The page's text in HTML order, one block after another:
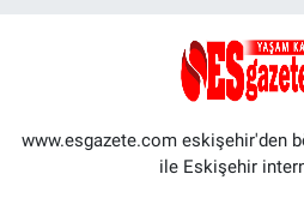
www.esgazete.com eskişehir'den
ile Eskişehir